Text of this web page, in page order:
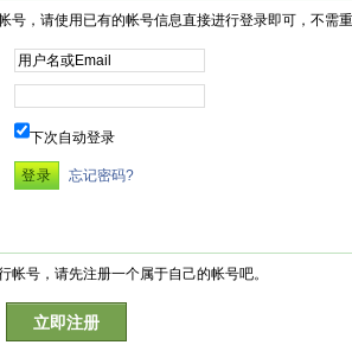
号，请使用已有的帐号信息直接进行登录即可，不需
下次自动登录
忘记密码?
帐号，请先注册一个属于自己的帐号吧。
立即注册